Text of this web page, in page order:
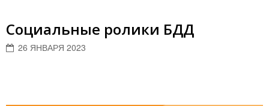
Социальные ролики БДД
26 ЯНВАРЯ 2023